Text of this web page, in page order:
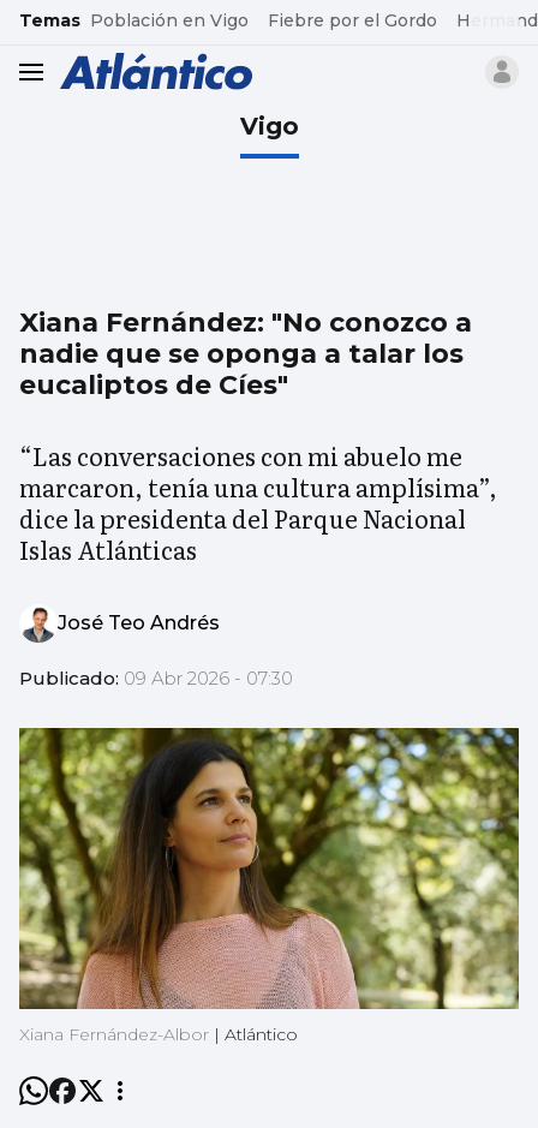
common.go-to-content
Temas Población en Vigo Fiebre por el Gordo
header.menu.open
Vigo
Xiana Fernández: "No conozco a
nadie que se oponga a talar los
eucaliptos de Cíes"
“Las conversaciones con mi abuelo me
marcaron, tenía una cultura amplísima”,
dice la presidenta del Parque Nacional
Islas Atlánticas
José Teo Andrés
Publicado: 09 Abr 2026 - 07:30
Xiana Fernández-Albor | Atlántico